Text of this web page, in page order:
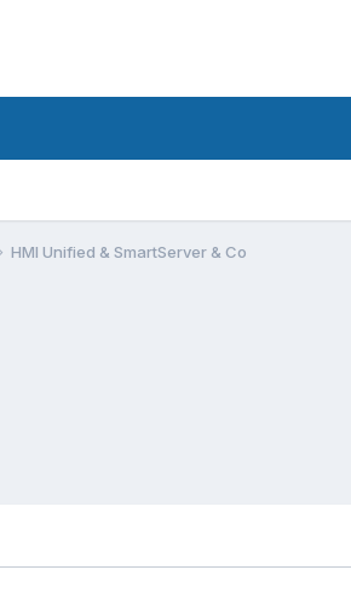
HMI Unified & SmartServer & Co